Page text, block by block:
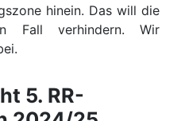
hinein. Das will die
Fall verhindern. Wir
5. RR-